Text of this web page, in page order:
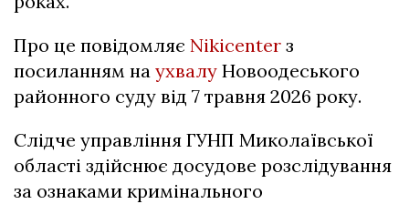
Про це повідомляє Nikicenter з
посиланням на ухвалу Новоодеського
районного суду від 7 травня 2026 року.
Слідче управління ГУНП Миколаївської
області здійснює досудове розслідування
за ознаками кримінального